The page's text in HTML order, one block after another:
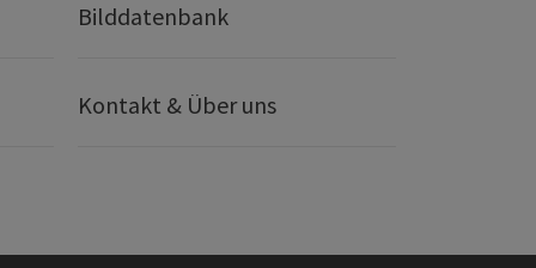
Bilddatenbank
Kontakt & Über uns